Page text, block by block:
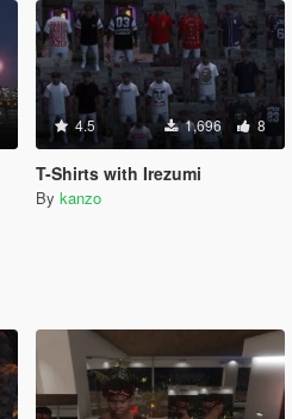
4.5 1,696 8
T-Shirts with Irezumi
By kanzo